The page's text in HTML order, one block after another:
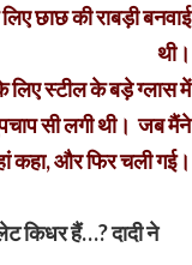
छाछ की राबड़ी बनवाई
थी।
लिए स्टील के बड़े ग्लास में
सी लगी थी। जब मैंने
कहा, और फिर चली गई।
किधर हैं…? दादी ने